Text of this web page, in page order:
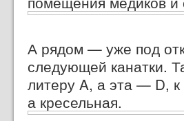
А рядом — уже под
следующей канатки.
литеру A, а эта — D,
а кресельная.